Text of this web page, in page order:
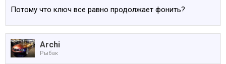
Потому что ключ все равно продолжает фонить?
Archi
Рыбак